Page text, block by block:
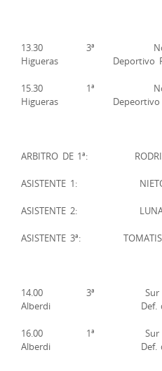
13.30 3ª Norte
Higueras Deportivo Río
15.30 1ª Norte
Higueras Depeortivo Río
ARBITRO DE 1ª:
ASISTENTE 1: NIETO,
ASISTENTE 2: LUNA,
ASISTENTE 3ª: TOMATIS,
14.00 3ª Sur
Alberdi Def. de
16.00 1ª Sur
Alberdi Def. de